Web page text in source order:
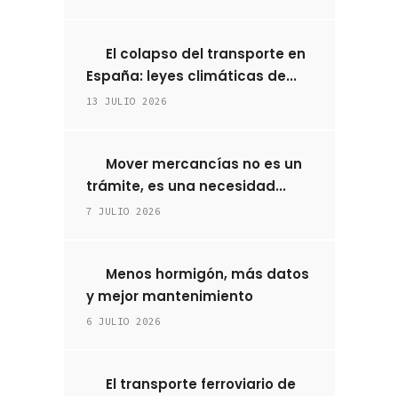
El colapso del transporte en
España: leyes climáticas de...
13 JULIO 2026
Mover mercancías no es un
trámite, es una necesidad...
7 JULIO 2026
Menos hormigón, más datos
y mejor mantenimiento
6 JULIO 2026
El transporte ferroviario de